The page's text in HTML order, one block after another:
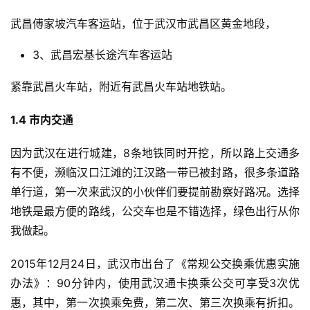
武昌傅家坡汽车客运站，位于武汉市武昌区黄金地段，
3、武昌宏基长途汽车客运站
紧靠武昌火车站，附近有武昌火车站地铁站。
1.4 市内交通
因为武汉在进行城建，8条地铁同时开挖，所以路上交通多
有不便，濒临汉口江滩的江汉路一带已被封路，很多条道路
单行道，第一次来武汉的小伙伴们要提前勘察好路况。选择
地铁是最方便的路线，公交车也是不错选择，绿色出行从你
我做起。
2015年12月24日，武汉市出台了《常规公交换乘优惠实施
办法》：90分钟内，使用武汉通卡换乘公交可享受3次优
惠，其中，第一次换乘免费，第二次、第三次换乘有折扣。